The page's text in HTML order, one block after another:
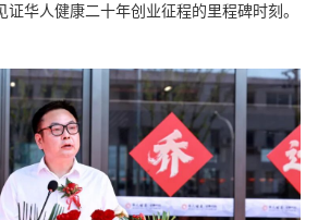
证华人健康二十年创业征程的里程碑时刻。